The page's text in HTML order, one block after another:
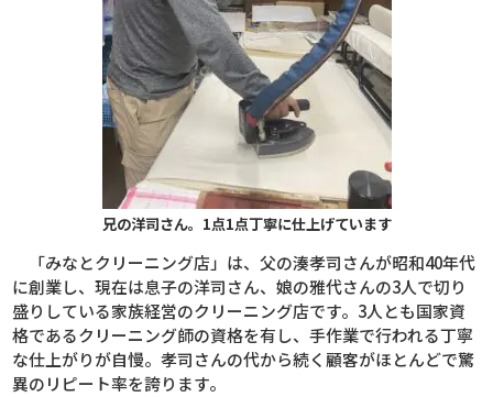
兄の洋司さん。1点1点丁寧に仕上げています
「みなとクリーニング店」は、父の湊孝司さんが昭和40年代
に創業し、現在は息子の洋司さん、娘の雅代さんの3人で切り
盛りしている家族経営のクリーニング店です。 3人とも国家資
格であるクリーニング師の資格を有し、手作業で行われる丁寧
な仕上がりが自慢。孝司さんの代から続く顧客がほとんどで驚
異のリピート率を誇ります。